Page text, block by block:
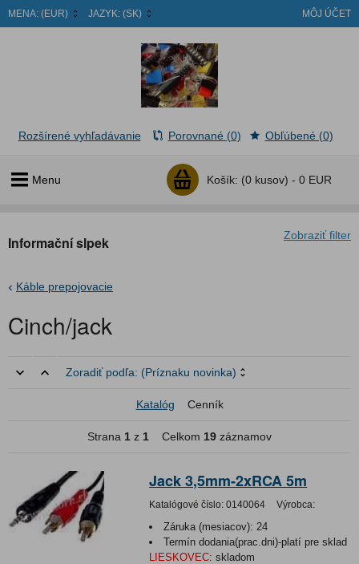
MENA: (EUR) JAZYK: (SK) MÔJ ÚČET
Menu Košík: (0 kusov) - 0 EUR
Rozšírené vyhľadávanie Porovnané (0) Obľúbené (0)
Zobraziť filter
Informační slpek
Káble prepojovacie
Cinch/jack
Zoradiť podľa: (Príznaku novinka)
Katalóg Cenník
Strana 1 z 1 Celkom 19 záznamov
Jack 3,5mm-2xRCA 5m
Katalógové číslo: 0140064 Výrobca:
Záruka (mesiacov): 24
Termín dodania(prac.dni)-platí pre sklad
LIESKOVEC: skladom